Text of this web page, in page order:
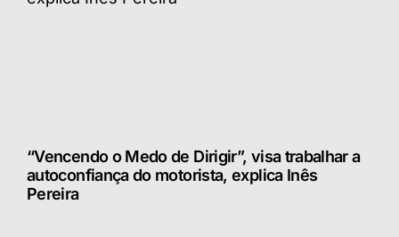
“Vencendo o Medo de Dirigir”, visa trabalhar a
autoconfiança do motorista, explica Inês
Pereira